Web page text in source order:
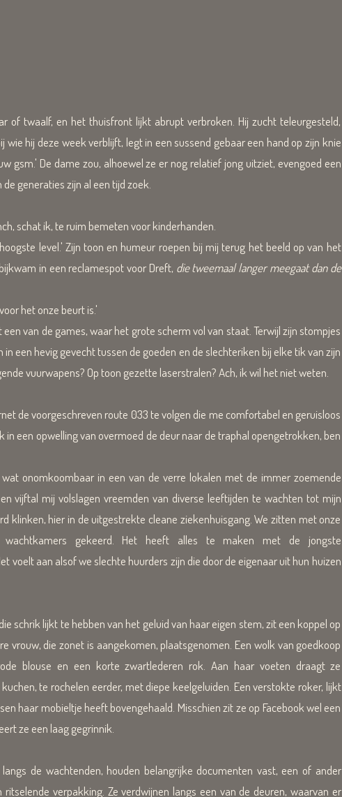
en het thuisfront lijkt abrupt verbroken. Hij zucht teleurgesteld,
hij deze week verblijft, legt in een sussend gebaar een hand op zijn knie
gsm.' De dame zou, alhoewel ze er nog relatief jong uitziet, evengoed een
generaties zijn al een tijd zoek.
schat ik, te ruim bemeten voor kinderhanden.
level.' Zijn toon en humeur roepen bij mij terug het beeld op van het
in een reclamespot voor Dreft, die tweemaal langer meegaat dan de
het onze beurt is.'
van de games, waar het grote scherm vol van staat. Terwijl zijn stompjes
een hevig gevecht tussen de goeden en de slechteriken bij elke tik van zijn
vuurwapens? Op toon gezette laserstralen? Ach, ik wil het niet weten.
de voorgeschreven route 033 te volgen die me comfortabel en geruisloos
een opwelling van overmoed de deur naar de traphal opengetrokken, ben
onomkoombaar in een van de verre lokalen met de immer zoemende
vijftal mij volslagen vreemden van diverse leeftijden te wachten tot mijn
klinken, hier in de uitgestrekte cleane ziekenhuisgang. We zitten met onze
wachtkamers gekeerd. Het heeft alles te maken met de jongste
voelt aan alsof we slechte huurders zijn die door de eigenaar uit hun huizen
lijkt te hebben van het geluid van haar eigen stem, zit een koppel op
vrouw, die zonet is aangekomen, plaatsgenomen. Een wolk van goedkoop
blouse en een korte zwartlederen rok. Aan haar voeten draagt ze
te rochelen eerder, met diepe keelgeluiden. Een verstokte roker, lijkt
haar mobieltje heeft bovengehaald. Misschien zit ze op Facebook wel een
ze een laag gegrinnik.
de wachtenden, houden belangrijke documenten vast, een of ander
verpakking. Ze verdwijnen langs een van de deuren, waarvan er